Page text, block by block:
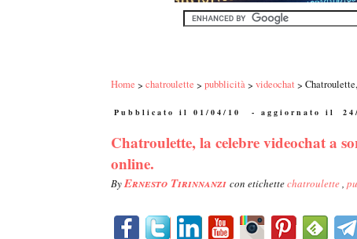
Home chatroulette pubblicità videochat
Pubblicato il 01/04/10 - aggiornato il
Chatroulette, la celebre videochat a
online.
ByErnesto Tirinnanzi con etichettechatroulette,